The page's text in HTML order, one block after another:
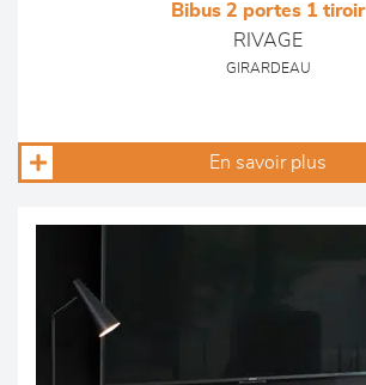
Bibus 2 portes 1 tiroir
RIVAGE
GIRARDEAU
En savoir plus